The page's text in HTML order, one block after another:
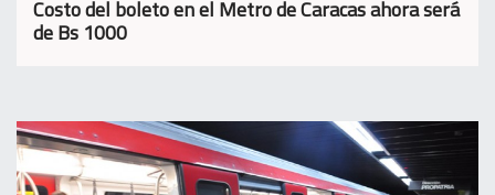
Costo del boleto en el Metro de Caracas ahora será
de Bs 1000